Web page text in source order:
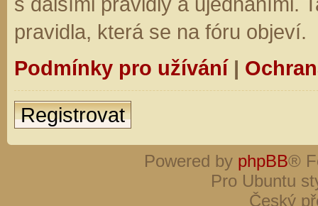
pravidla, která se na fóru objeví.
Podmínky pro užívání|
Registrovat
Powered by phpBB®
Pro Ubuntu
Český